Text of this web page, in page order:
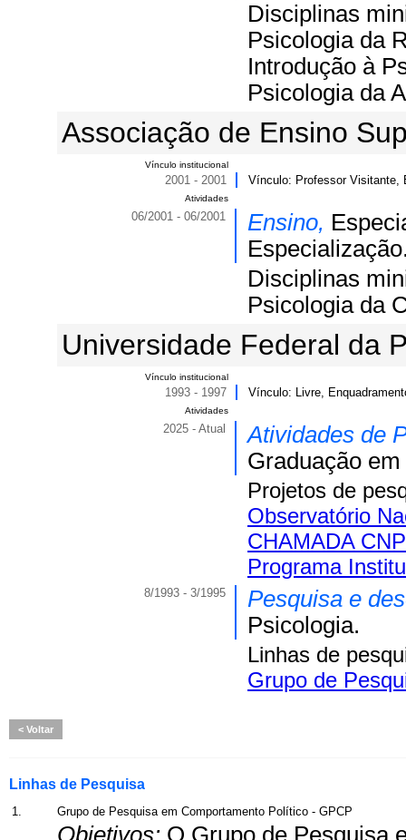
Disciplinas
Psicologia da
Introdução à
Psicologia da
Associação de Ensino
Vínculo institucional
2001 - 2001 Vínculo: Professor Visitante,
Atividades
06/2001 - 06/2001 Ensino,
Disciplinas
Psicologia da
Universidade Federal da
Vínculo institucional
1993 - 1997 Vínculo: Livre,
Atividades
2025 - Atual
Atividades de
Graduação
Projetos de
Observatório
CHAMADA
Programa
8/1993 - 3/1995
Pesquisa e
Psicologia.
Linhas de
Grupo de
Voltar
Linhas de Pesquisa
1. Grupo de Pesquisa em Comportamento Político - GPCP
Objetivos: O Grupo de Pesquisa